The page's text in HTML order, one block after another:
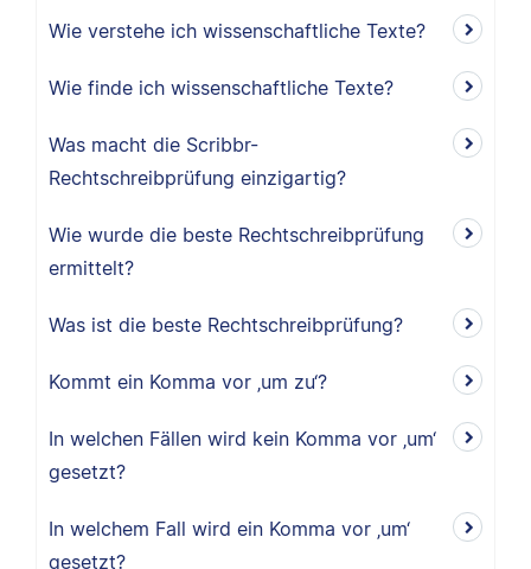
Wie verstehe ich wissenschaftliche Texte?
Wie finde ich wissenschaftliche Texte?
Was macht die Scribbr-
Rechtschreibprüfung einzigartig?
Wie wurde die beste Rechtschreibprüfung
ermittelt?
Was ist die beste Rechtschreibprüfung?
Kommt ein Komma vor ‚um zu‘?
In welchen Fällen wird kein Komma vor ‚um‘
gesetzt?
In welchem Fall wird ein Komma vor ‚um‘
gesetzt?